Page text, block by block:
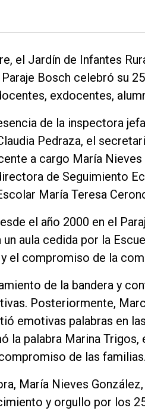
el Jardín de Infantes
Bosch celebró su
exdocentes,
de la inspectora
Pedraza, el
a cargo María
de Seguimiento
María Teresa
el año 2000 en el
aula cedida por la
el compromiso de la
de la bandera y
Posteriormente,
emotivas palabras en
la palabra Marina
de las familias.
María Nieves
y orgullo por los